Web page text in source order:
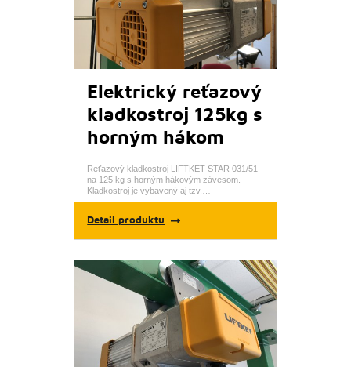
Elektrický reťazový
kladkostroj 125kg s
horným hákom
Reťazový kladkostroj LIFTKET STAR 031/51
na 125 kg s horným hákovým závesom.
Kladkostroj je vybavený aj tzv.…
Detail produktu